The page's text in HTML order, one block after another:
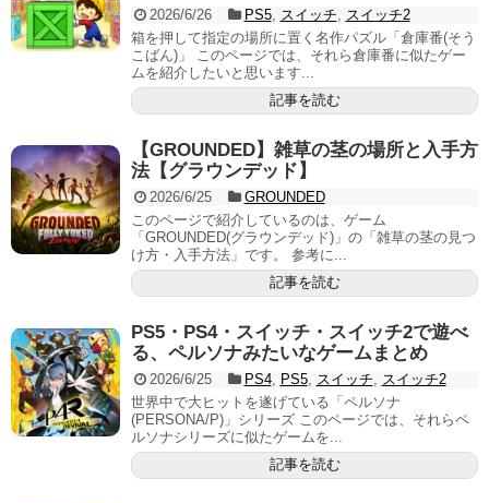
2026/6/26 PS5, スイッチ, スイッチ2
箱を押して指定の場所に置く名作パズル「倉庫番(そう
こばん)」 このページでは、それら倉庫番に似たゲー
ムを紹介したいと思います...
記事を読む
【GROUNDED】雑草の茎の場所と入手方
法【グラウンデッド】
2026/6/25
GROUNDED
このページで紹介しているのは、ゲーム
「GROUNDED(グラウンデッド)」の「雑草の茎の見つ
け方・入手方法」です。 参考に...
記事を読む
PS5・PS4・スイッチ・スイッチ2で遊べ
る、ペルソナみたいなゲームまとめ
2026/6/25 PS4, PS5, スイッチ, スイッチ2
世界中で大ヒットを遂げている「ペルソナ
(PERSONA/P)」シリーズ このページでは、それらペ
ルソナシリーズに似たゲームを...
記事を読む